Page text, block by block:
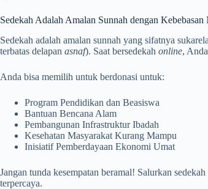
Sedekah Adalah Amalan Sunnah dengan Kebebasan
Sedekah adalah amalan sunnah yang sifatnya
terbatas delapan asnaf). Saat bersedekah online,
Anda bisa memilih untuk berdonasi untuk:
Program Pendidikan dan Beasiswa
Bantuan Bencana Alam
Pembangunan Infrastruktur Ibadah
Kesehatan Masyarakat Kurang Mampu
Inisiatif Pemberdayaan Ekonomi Umat
Jangan tunda kesempatan beramal! Salurkan
terpercaya.